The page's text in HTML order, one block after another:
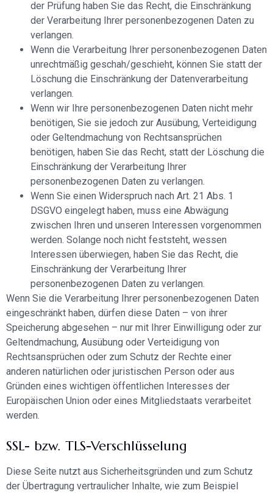
der Prüfung haben Sie das Recht, die Einschränkung
der Verarbeitung Ihrer personenbezogenen Daten zu
verlangen.
Wenn die Verarbeitung Ihrer personenbezogenen Daten
unrechtmäßig geschah/geschieht, können Sie statt der
Löschung die Einschränkung der Datenverarbeitung
verlangen.
Wenn wir Ihre personenbezogenen Daten nicht mehr
benötigen, Sie sie jedoch zur Ausübung, Verteidigung
oder Geltendmachung von Rechtsansprüchen
benötigen, haben Sie das Recht, statt der Löschung die
Einschränkung der Verarbeitung Ihrer
personenbezogenen Daten zu verlangen.
Wenn Sie einen Widerspruch nach Art. 21 Abs. 1
DSGVO eingelegt haben, muss eine Abwägung
zwischen Ihren und unseren Interessen vorgenommen
werden. Solange noch nicht feststeht, wessen
Interessen überwiegen, haben Sie das Recht, die
Einschränkung der Verarbeitung Ihrer
personenbezogenen Daten zu verlangen.
Wenn Sie die Verarbeitung Ihrer personenbezogenen Daten
eingeschränkt haben, dürfen diese Daten – von ihrer
Speicherung abgesehen – nur mit Ihrer Einwilligung oder zur
Geltendmachung, Ausübung oder Verteidigung von
Rechtsansprüchen oder zum Schutz der Rechte einer
anderen natürlichen oder juristischen Person oder aus
Gründen eines wichtigen öffentlichen Interesses der
Europäischen Union oder eines Mitgliedstaats verarbeitet
werden.
SSL- bzw. TLS-Verschlüsselung
Diese Seite nutzt aus Sicherheitsgründen und zum Schutz
der Übertragung vertraulicher Inhalte, wie zum Beispiel